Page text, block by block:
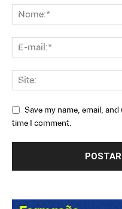
Save my name, email,
time I comment.